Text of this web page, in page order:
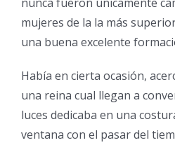
mujeres de la la más
una buena excelente
Había en cierta ocasión,
una reina cual llegan a
luces dedicaba en una
ventana con el pasar del